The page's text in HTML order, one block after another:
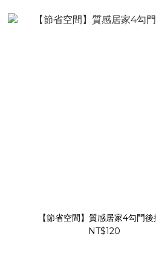
【節省空間】質感居家4勾門
NT$120